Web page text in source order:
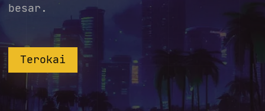
besar.
Terokai